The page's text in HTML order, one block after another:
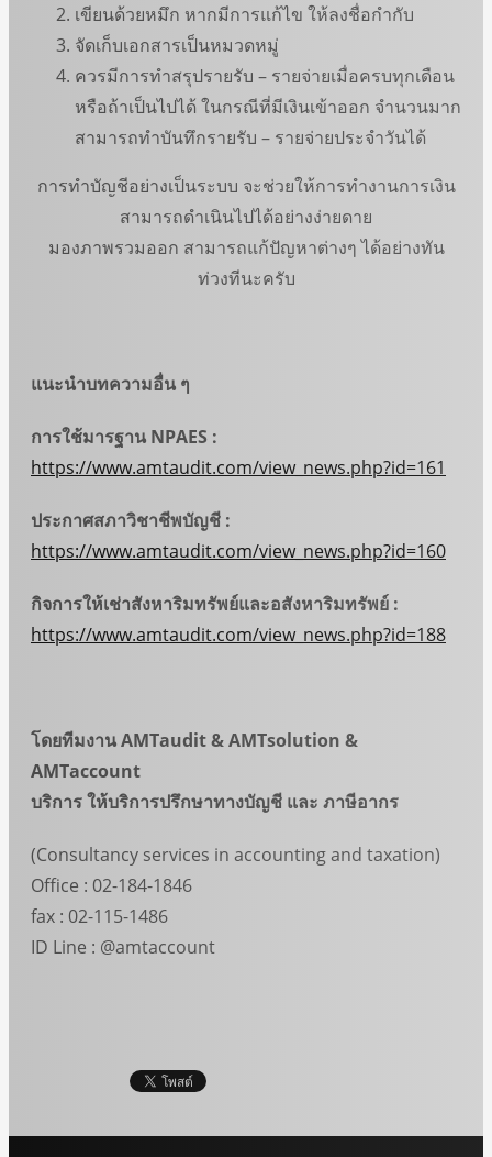
เขียนด้วยหมึก หากมีการแก้ไข ให้ลงชื่อกำกับ
จัดเก็บเอกสารเป็นหมวดหมู่
ควรมีการทำสรุปรายรับ – รายจ่ายเมื่อครบทุกเดือน
หรือถ้าเป็นไปได้ ในกรณีที่มีเงินเข้าออก จำนวนมาก
สามารถทำบันทึกรายรับ – รายจ่ายประจำวันได้
การทำบัญชีอย่างเป็นระบบ จะช่วยให้การทำงานการเงิน
สามารถดำเนินไปได้อย่างง่ายดาย
มองภาพรวมออก สามารถแก้ปัญหาต่างๆ ได้อย่างทัน
ท่วงทีนะครับ
แนะนำบทความอื่น ๆ
การใช้มารฐาน NPAES :
https://www.amtaudit.com/view_news.php?id=161
ประกาศสภาวิชาชีพบัญชี :
https://www.amtaudit.com/view_news.php?id=160
กิจการให้เช่าสังหาริมทรัพย์และอสังหาริมทรัพย์ :
https://www.amtaudit.com/view_news.php?id=188
โดยทีมงานAMTaudit & AMTsolution &
AMTaccount
บริการ ให้บริการปรึกษาทางบัญชี และ ภาษีอากร
(Consultancy services in accounting and taxation)
Office : 02-184-1846
fax : 02-115-1486
ID Line : @amtaccount